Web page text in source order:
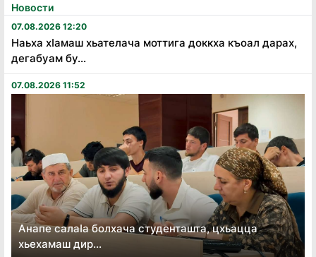
Новости
07.08.2026 12:20
Наьха хӏамаш хьателача моттига доккха къоал дарах,
дегабуам бу...
07.08.2026 11:52
Анапе салаӏа болхача студенташта, цхьацца
хьехамаш дир...